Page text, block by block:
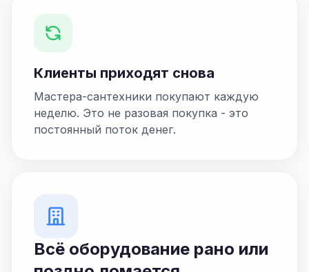
Клиенты приходят снова
Мастера-сантехники покупают каждую
неделю. Это не разовая покупка - это
постоянный поток денег.
Всё оборудование рано или